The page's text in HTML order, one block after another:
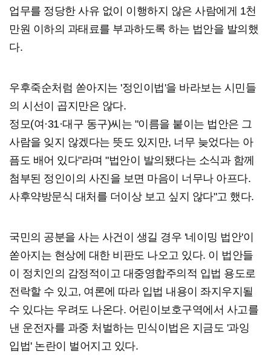
업무를 정당한 사유 없이 이행하지 않은 사람에게 1천
만원 이하의 과태료를 부과하도록 하는 법안을 발의했
다.
우후죽순처럼 쏟아지는 '정인이법'을 바라보는 시민들
의 시선이 곱지만은 않다.
정모(여·31·대구 동구)씨는 "이름을 붙이는 법안은 그
사람을 잊지 않겠다는 뜻도 있지만, 너무 늦었다는 아
픔도 배어 있다"라며 "법안이 발의됐다는 소식과 함께
첨부된 정인이의 사진을 보면 마음이 너무나 아프다.
사후약방문식 대처를 더이상 보고 싶지 않다"고 했다.
국민의 공분을 사는 사건이 생길 경우 '네이밍 법안'이
쏟아지는 현상에 대한 비판도 나오고 있다. 이 법안들
이 정치인의 감정적이고 대중영합주의적 입법 용도로
전락할 수 있고, 여론에 따라 입법 내용이 좌지우지될
수 있다는 우려도 나온다. 어린이보호구역에서 사고를
낸 운전자를 과중 처벌하는 민식이법은 지금도 '과잉
입법' 논란이 벌어지고 있다.